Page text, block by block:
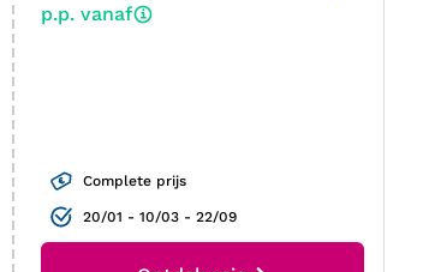
Complete prijs
20/01 - 10/03 - 22/09
p.p. vanaf